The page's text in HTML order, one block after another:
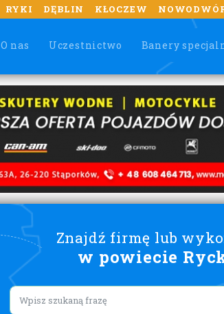
RYKI DĘBLIN KŁOCZEW
O nas Uczestnictwo Banery
Znajdź firmę lub
w powiecie
Lorem ipsum